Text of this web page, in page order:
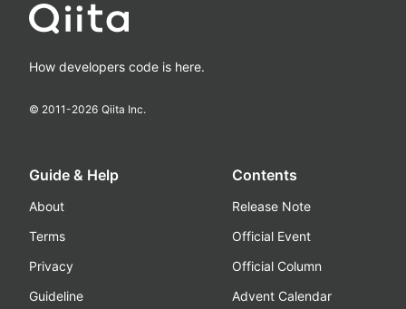
How developers code is here.
© 2011-2026 Qiita Inc.
Guide & Help
About
Terms
Privacy
Guideline
Contents
Release Note
Official Event
Official Column
Advent Calendar